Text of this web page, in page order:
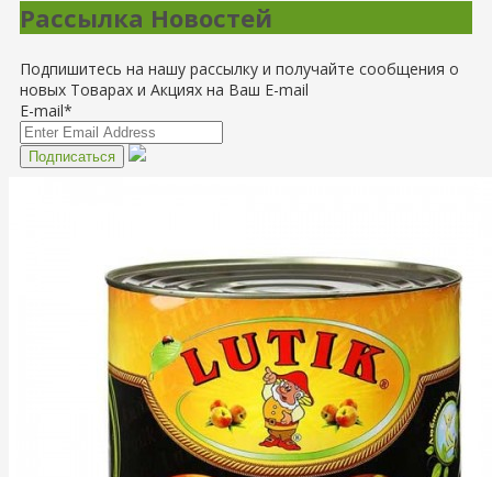
Рассылка Новостей
Подпишитесь на нашу рассылку и получайте сообщения о
новых Товарах и Акциях на Ваш E-mail
E-mail*